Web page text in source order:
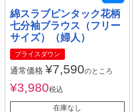
綿スラブピンタック花柄
七分袖ブラウス（フリー
サイズ）（婦人）
プライスダウン
通常価格 ¥7,590のところ
¥3,980税込
在庫なし